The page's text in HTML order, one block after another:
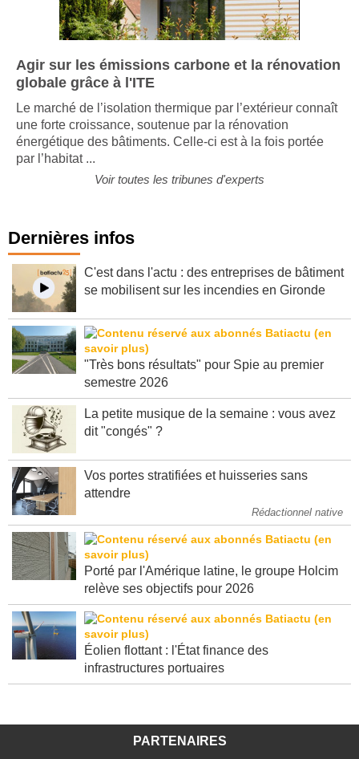
Agir sur les émissions carbone et la rénovation
globale grâce à l'ITE
Le marché de l’isolation thermique par l’extérieur connaît
une forte croissance, soutenue par la rénovation
énergétique des bâtiments. Celle-ci est à la fois portée
par l’habitat ...
Voir toutes les tribunes d'experts
Dernières infos
C'est dans l'actu : des entreprises de bâtiment
se mobilisent sur les incendies en Gironde
"Très bons résultats" pour Spie au premier
semestre 2026
La petite musique de la semaine : vous avez
dit "congés" ?
Vos portes stratifiées et huisseries sans
attendre
Rédactionnel native
Porté par l'Amérique latine, le groupe Holcim
relève ses objectifs pour 2026
Éolien flottant : l'État finance des
infrastructures portuaires
PARTENAIRES